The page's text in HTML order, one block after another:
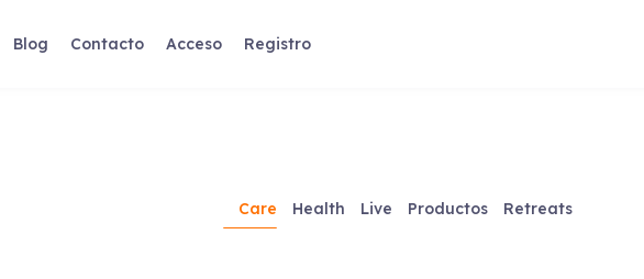
Blog Contacto Acceso Registro
Care Health Live Productos Retreats